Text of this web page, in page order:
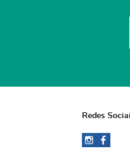
Redes